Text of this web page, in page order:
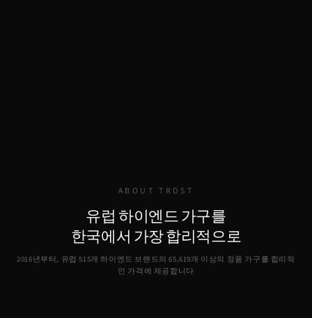
ABOUT TRDST
유럽 하이엔드 가구를
한국에서 가장 합리적으로
2016년부터, 유럽 515개 하이엔드 브랜드의65,619개 이상의 정품 가구를 합리적
인 가격에 제공합니다